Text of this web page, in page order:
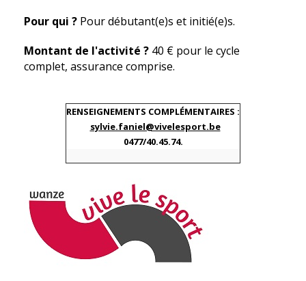
Pour qui ? Pour débutant(e)s et initié(e)s.
Montant de l'activité ? 40 € pour le cycle
complet, assurance comprise.
RENSEIGNEMENTS COMPLÉMENTAIRES :
sylvie.faniel@vivelesport.be
0477/40.45.74.